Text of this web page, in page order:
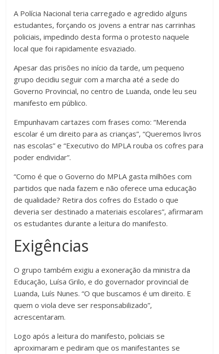
A Polícia Nacional teria carregado e agredido alguns
estudantes, forçando os jovens a entrar nas carrinhas
policiais, impedindo desta forma o protesto naquele
local que foi rapidamente esvaziado.
Apesar das prisões no início da tarde, um pequeno
grupo decidiu seguir com a marcha até a sede do
Governo Provincial, no centro de Luanda, onde leu seu
manifesto em público.
Empunhavam cartazes com frases como: “Merenda
escolar é um direito para as crianças”, “Queremos livros
nas escolas” e “Executivo do MPLA rouba os cofres para
poder endividar”.
“Como é que o Governo do MPLA gasta milhões com
partidos que nada fazem e não oferece uma educação
de qualidade? Retira dos cofres do Estado o que
deveria ser destinado a materiais escolares”, afirmaram
os estudantes durante a leitura do manifesto.
Exigências
O grupo também exigiu a exoneração da ministra da
Educação, Luísa Grilo, e do governador provincial de
Luanda, Luís Nunes. “O que buscamos é um direito. E
quem o viola deve ser responsabilizado”,
acrescentaram.
Logo após a leitura do manifesto, policiais se
aproximaram e pediram que os manifestantes se